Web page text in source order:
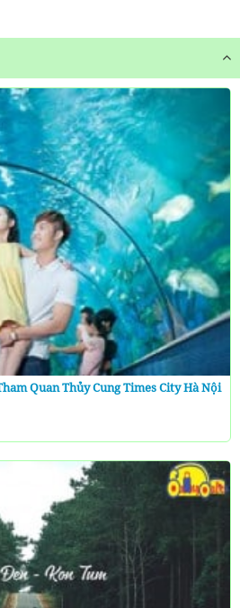
Quan Thủy Cung Times City Hà Nội